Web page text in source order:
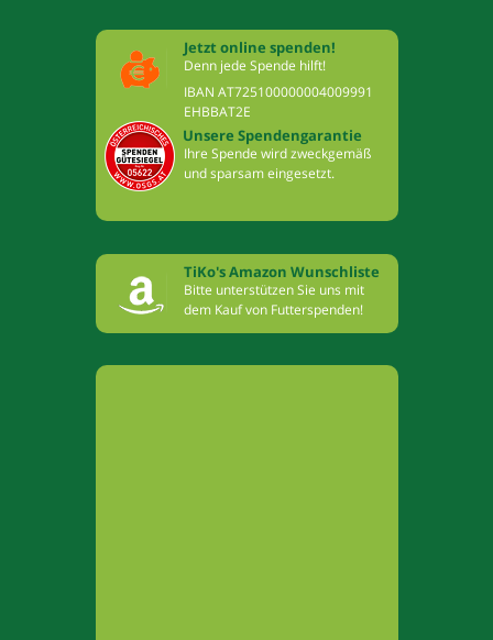
Jetzt online spenden!
Denn jede Spende hilft!
IBAN AT725100000004009991
EHBBAT2E
Unsere Spendengarantie
Ihre Spende wird zweckgemäß
und sparsam eingesetzt.
TiKo's Amazon Wunschliste
Bitte unterstützen Sie uns mit
dem Kauf von Futterspenden!